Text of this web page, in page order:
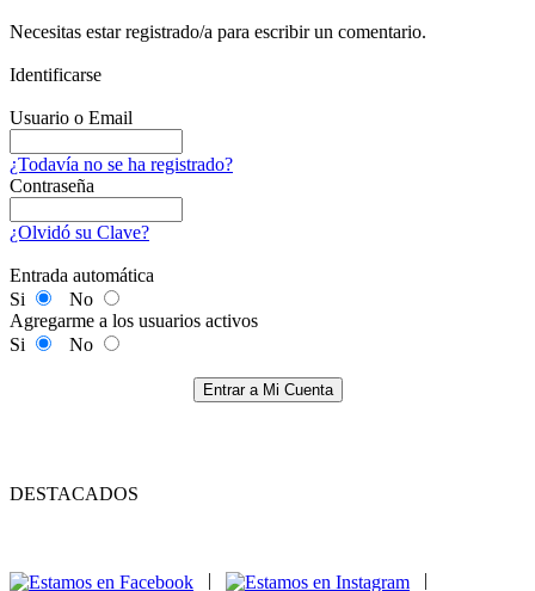
Necesitas estar registrado/a para escribir un comentario.
Identificarse
Usuario o Email
¿Todavía no se ha registrado?
Contraseña
¿Olvidó su Clave?
Entrada automática
Si
No
Agregarme a los usuarios activos
Si
No
Entrar a Mi Cuenta
DESTACADOS